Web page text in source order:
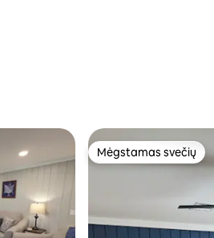
Mėgstamas svečių
Mėgstamas svečių